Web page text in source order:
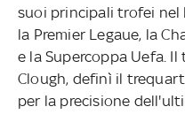
suoi principali trofei nel
la Premier Legaue, la
e la Supercoppa Uefa.
Clough, definì il
per la precisione